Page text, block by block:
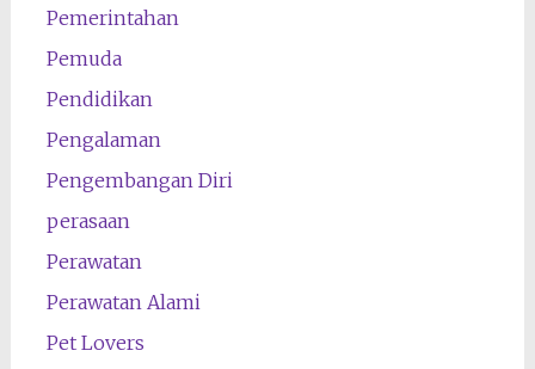
Pemerintahan
Pemuda
Pendidikan
Pengalaman
Pengembangan Diri
perasaan
Perawatan
Perawatan Alami
Pet Lovers